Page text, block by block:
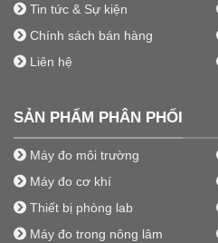
Tin tức & Sự kiện
Chính sách bán hàng
Liên hệ
SẢN PHẨM PHÂN PHỐI
Máy đo môi trường
Máy đo cơ khí
Thiết bị phòng lab
Máy đo trong nông lâm